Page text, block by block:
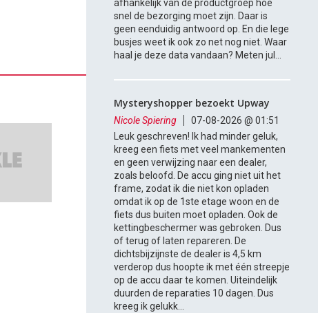
afhankelijk van de productgroep hoe
snel de bezorging moet zijn. Daar is
geen eenduidig antwoord op. En die lege
busjes weet ik ook zo net nog niet. Waar
haal je deze data vandaan? Meten jul...
Mysteryshopper bezoekt Upway
Nicole Spiering
07-08-2026 @ 01:51
Leuk geschreven! Ik had minder geluk,
kreeg een fiets met veel mankementen
en geen verwijzing naar een dealer,
zoals beloofd. De accu ging niet uit het
frame, zodat ik die niet kon opladen
omdat ik op de 1ste etage woon en de
fiets dus buiten moet opladen. Ook de
kettingbeschermer was gebroken. Dus
of terug of laten repareren. De
dichtsbijzijnste de dealer is 4,5 km
verderop dus hoopte ik met één streepje
op de accu daar te komen. Uiteindelijk
duurden de reparaties 10 dagen. Dus
kreeg ik gelukk...